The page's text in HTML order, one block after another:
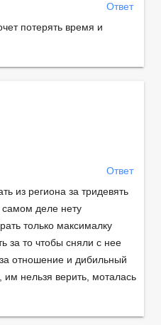
Ответ
потерять время и
Ответ
из региона за тридевять
самом деле нету
только максималку
за то чтобы сняли с нее
отношение и дибильный
им нельзя верить, моталась